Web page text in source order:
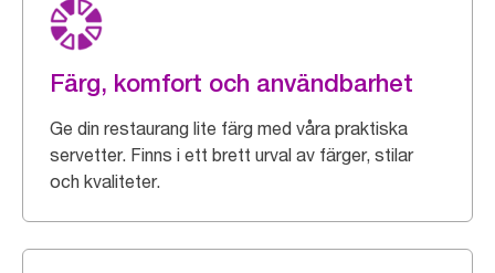
Färg, komfort och användbarhet
Ge din restaurang lite färg med våra praktiska
servetter. Finns i ett brett urval av färger, stilar
och kvaliteter.